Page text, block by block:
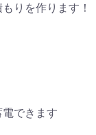
りを作ります！
できます